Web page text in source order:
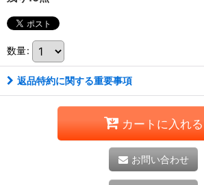
数量:
返品特約に関する重要事項
カートに入れる
お問い合わせ